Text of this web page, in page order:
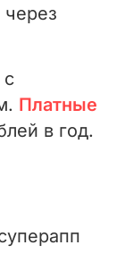
с
Платные
в год.